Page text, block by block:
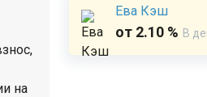
на
Ева Кэш
от 2.10 % В